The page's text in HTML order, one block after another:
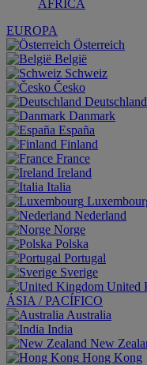
ÁFRICA
EUROPA
Österreich
België
Schweiz
Česko
Deutschland
Danmark
España
Finland
France
Ireland
Italia
Nederland
Norge
Polska
Portugal
Sverige
United
ÁSIA / PACÍFICO
Australia
India
New
Hong Kong